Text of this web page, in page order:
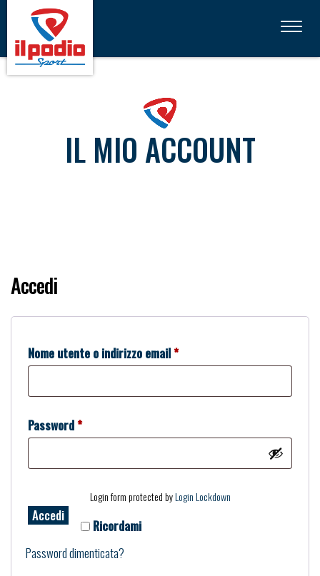
Toggle
IL MIO ACCOUNT
Accedi
Nome utente o indirizzo email*Richiesto
Password*Richiesto
Login form protected byLogin Lockdown
Ricordami
Accedi
Password dimenticata?